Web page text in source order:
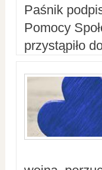
Paśnik
Pomocy
przystąpiło